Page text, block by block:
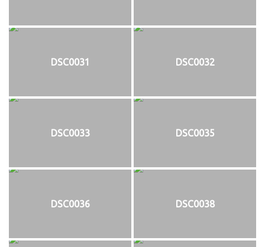
DSC0031 DSC0032
DSC0033 DSC0035
DSC0036 DSC0038